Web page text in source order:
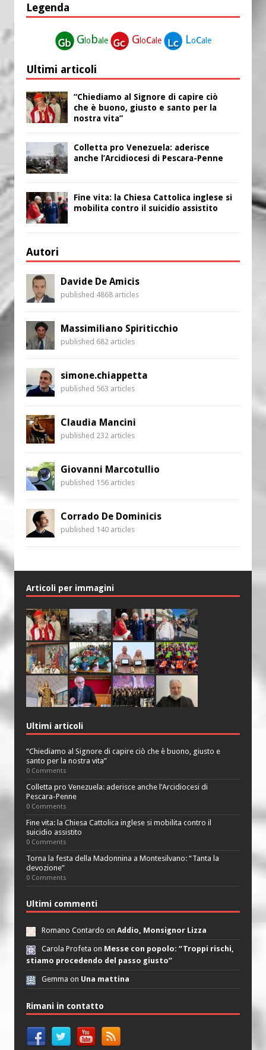
Legenda
G lobale G locale Locale
Ultimi articoli
“Chiediamo al Signore di capire ciò
che è buono, giusto e santo per la
nostra vita”
Colletta pro Venezuela: aderisce
anche l’Arcidiocesi di Pescara-Penne
Fine vita: la Chiesa Cattolica inglese si
mobilita contro il suicidio assistito
Autori
Davide De Amicis
published 4868 articles
Massimiliano Spiriticchio
published 682 articles
simone.chiappetta
published 563 articles
Claudia Mancini
published 232 articles
Giovanni Marcotullio
published 156 articles
Corrado De Dominicis
published 140 articles
Articoli per immagini
Ultimi articoli
“Chiediamo al Signore di capire ciò che è buono, giusto e
santo per la nostra vita”
0 Comments
Colletta pro Venezuela: aderisce anche l’Arcidiocesi di
Pescara-Penne
0 Comments
Fine vita: la Chiesa Cattolica inglese si mobilita contro il
suicidio assistito
0 Comments
Torna la festa della Madonnina a Montesilvano: “Tanta la
devozione”
0 Comments
Ultimi commenti
Romano Contardo on Addio, Monsignor Lizza
Carola Profeta on Messe con popolo: “Troppi rischi,
stiamo procedendo del passo giusto”
Gemma on Una mattina
Rimani in contatto